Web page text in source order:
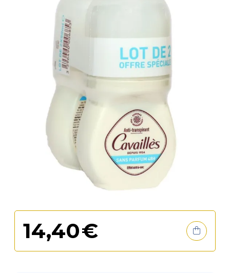
14,40€